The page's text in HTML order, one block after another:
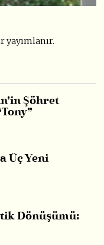
yayımlanır.
Şöhret
Üç Yeni
Dönüşümü: